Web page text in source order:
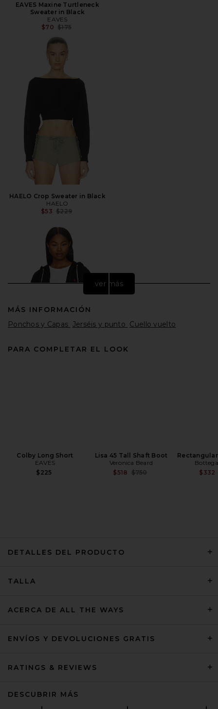
EAVES Maxine Turtleneck
Sweater in Black
EAVES
$70 Precio anterior:
$175
HAELO Crop Sweater in Black
HAELO
$53 Precio anterior:
$229
Sweater in Brown Mahogany
ver más
MÁS INFORMACIÓN
Ponchos y Capas Jerséis y punto Cuello vuelto
PARA COMPLETAR EL LOOK
Colby Long Short
EAVES
$225
Lisa 45 Tall Shaft Boot
Veronica Beard
$518 Previous price:
$750
$332
DETALLES DEL PRODUCTO
TALLA
ACERCA DE ALL THE WAYS
ENVÍOS Y DEVOLUCIONES GRATIS
RATINGS & REVIEWS
DESCUBRIR MÁS